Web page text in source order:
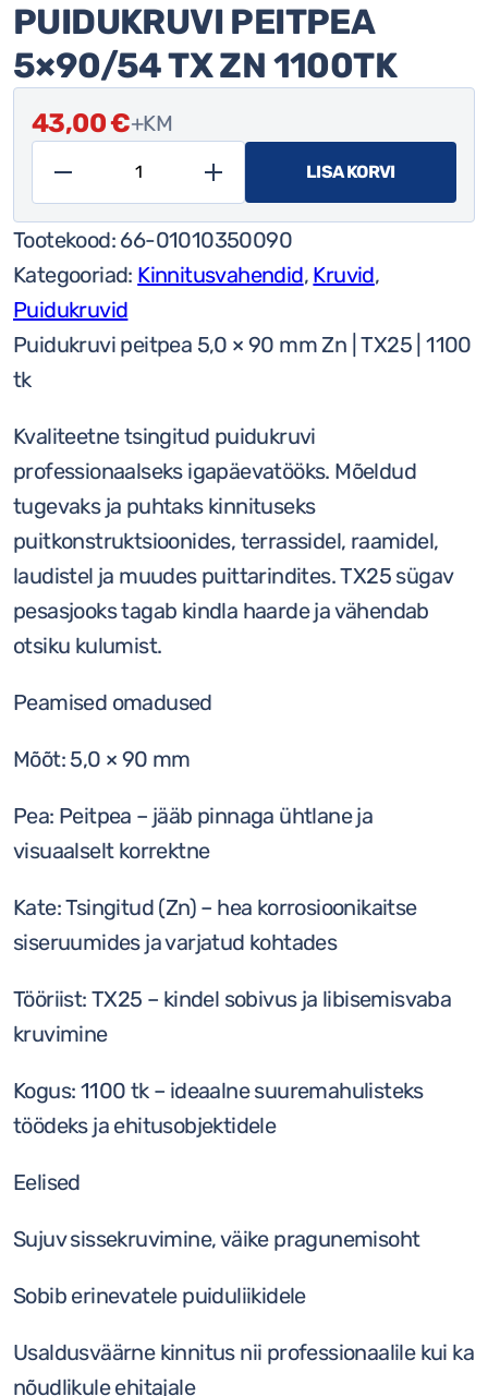
PUIDUKRUVI PEITPEA
5×90/54 TX ZN 1100TK
43,00€+KM
peitpea
TX
Zn
LISA KORVI
Tootekood: 66-01010350090
Kategooriad: Kinnitusvahendid, Kruvid,
Puidukruvid
Puidukruvi peitpea 5,0 × 90 mm Zn | TX25 | 1100
tk
Kvaliteetne tsingitud puidukruvi
professionaalseks igapäevatööks. Mõeldud
tugevaks ja puhtaks kinnituseks
puitkonstruktsioonides, terrassidel, raamidel,
laudistel ja muudes puittarindites. TX25 sügav
pesasjooks tagab kindla haarde ja vähendab
otsiku kulumist.
Peamised omadused
Mõõt: 5,0 × 90 mm
Pea: Peitpea – jääb pinnaga ühtlane ja
visuaalselt korrektne
Kate: Tsingitud (Zn) – hea korrosioonikaitse
siseruumides ja varjatud kohtades
Tööriist: TX25 – kindel sobivus ja libisemisvaba
kruvimine
Kogus: 1100 tk – ideaalne suuremahulisteks
töödeks ja ehitusobjektidele
Eelised
Sujuv sissekruvimine, väike pragunemisoht
Sobib erinevatele puiduliikidele
Usaldusväärne kinnitus nii professionaalile kui ka
nõudlikule ehitajale